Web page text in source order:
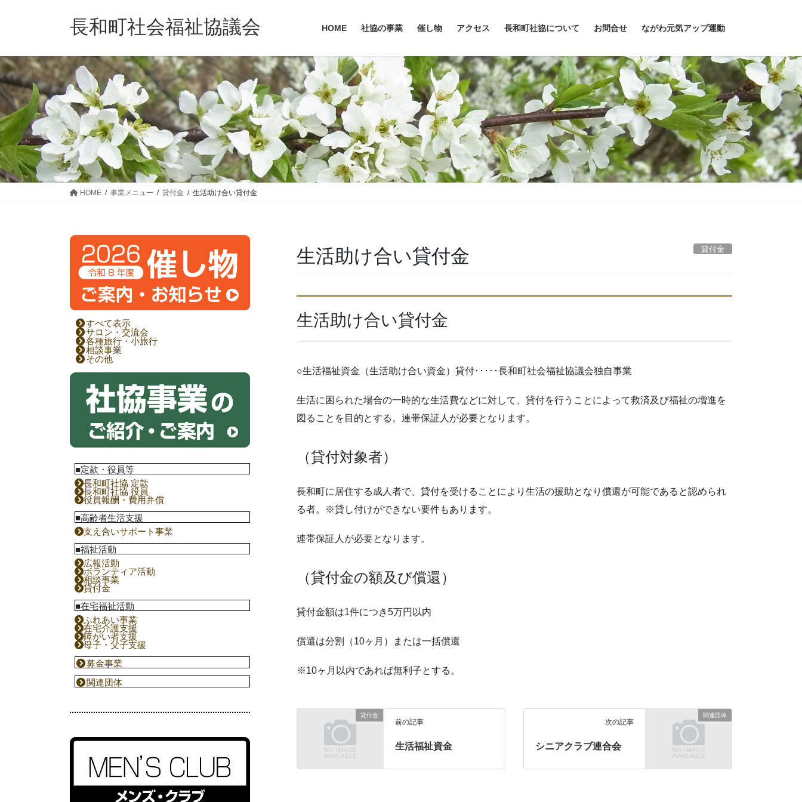
ツ
へ
ス
ッ
プ
シ
ョ
ン
移
動
長和町社会福祉協議会 HOME 社協の事業 催し物 アクセス 長和町社協について お問合せ ながわ元気アップ運動
HOME 事業メニュー 貸付金 生活助け合い貸付金
貸付金
生活助け合い貸付金
生活助け合い貸付金
○生活福祉資金（生活助け合い資金）貸付･････長和町社会福祉協議会独自事業
生活に困られた場合の一時的な生活費などに対して、貸付を行うことによって救済及び福祉の増進を
図ることを目的とする。連帯保証人が必要となります。
（貸付対象者）
長和町に居住する成人者で、貸付を受けることにより生活の援助となり償還が可能であると認められ
る者。※貸し付けができない要件もあります。
連帯保証人が必要となります。
（貸付金の額及び償還）
貸付金額は1件につき5万円以内
償還は分割（10ヶ月）または一括償還
※10ヶ月以内であれば無利子とする。
貸付金
前の記事
生活福祉資金
関連団体
次の記事
シニアクラブ連合会
すべて表示
サロン・交流会
各種旅行・小旅行
相談事業
その他
■定款・役員等
長和町社協 定款
長和町社協 役員
役員報酬・費用弁償
■高齢者生活支援
支え合いサポート事業
■福祉活動
広報活動
ボランティア活動
相談事業
貸付金
■在宅福祉活動
ふれあい事業
在宅介護支援
障がい者支援
母子・父子支援
募金事業
関連団体